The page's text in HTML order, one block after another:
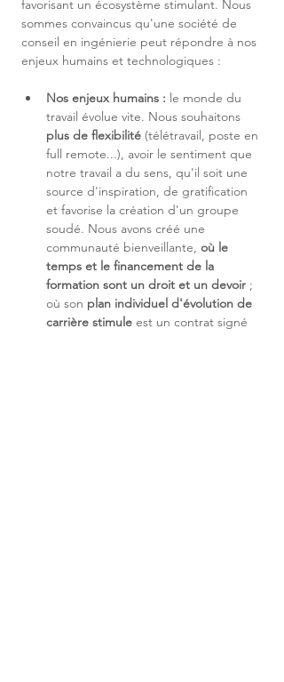
favorisant un écosystème stimulant. Nous
sommes convaincus qu'une société de
conseil en ingénierie peut répondre à nos
enjeux humains et technologiques :
Nos enjeux humains : le monde du
travail évolue vite. Nous souhaitons
plus de flexibilité (télétravail, poste en
full remote...), avoir le sentiment que
notre travail a du sens, qu'il soit une
source d'inspiration, de gratification
et favorise la création d'un groupe
soudé. Nous avons créé une
communauté bienveillante, où le
temps et le financement de la
formation sont un droit et un devoir ;
où son plan individuel d'évolution de
carrière stimule est un contrat signé